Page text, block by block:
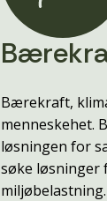
Bærekraft,
menneskehet.
løsningen for
søke løsninger
miljøbelastning.